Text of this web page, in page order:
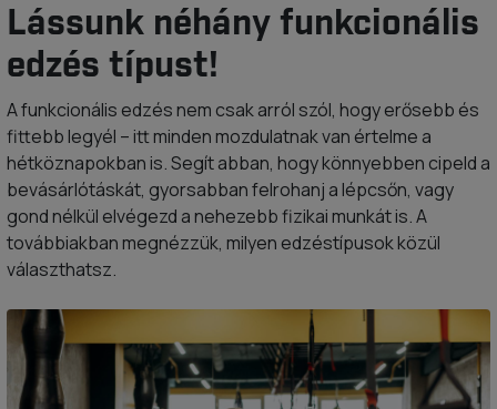
Lássunk néhány funkcionális
edzés típust!
A funkcionális edzés nem csak arról szól, hogy erősebb és
fittebb legyél – itt minden mozdulatnak van értelme a
hétköznapokban is. Segít abban, hogy könnyebben cipeld a
bevásárlótáskát, gyorsabban felrohanj a lépcsőn, vagy
gond nélkül elvégezd a nehezebb fizikai munkát is. A
továbbiakban megnézzük, milyen edzéstípusok közül
választhatsz.